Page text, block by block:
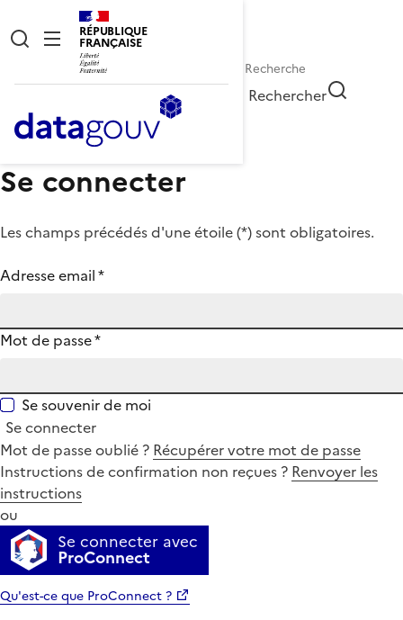
RÉPUBLIQUE
FRANÇAISE
Rechercher
Se connecter
Les champs précédés d'une étoile (*) sont obligatoires.
Adresse email*
Mot de passe*
Se souvenir de moi
Se connecter
Mot de passe oublié ? Récupérer votre mot de passe
Instructions de confirmation non reçues ? Renvoyer les
instructions
ou
Se connecter avec
ProConnect
Qu'est-ce que ProConnect ?